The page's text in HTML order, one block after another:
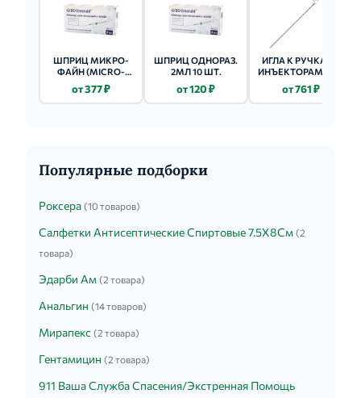
ШПРИЦ МИКРО-
ФАЙН (MICRO-
10 ШТ.
от 377 ₽
ШПРИЦ ОДНОРАЗ.
2МЛ 10 ШТ.
от 120 ₽
ИГЛА К РУЧКАМ-
ИНЪЕКТОРАМ SFM
ШТ.
от 761 ₽
Популярные подборки
Роксера (10 товаров)
Салфетки Антисептические Спиртовые 7.5Х8См (2
товара)
Эдарби Ам (2 товара)
Анальгин (14 товаров)
Мирапекс (2 товара)
Гентамицин (2 товара)
911 Ваша Служба Спасения/Экстренная Помощь